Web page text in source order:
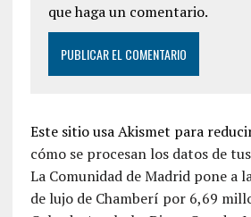
que haga un comentario.
Este sitio usa Akismet para
cómo se procesan los datos de
La Comunidad de Madrid pone a
de lujo de Chamberí por 6,69